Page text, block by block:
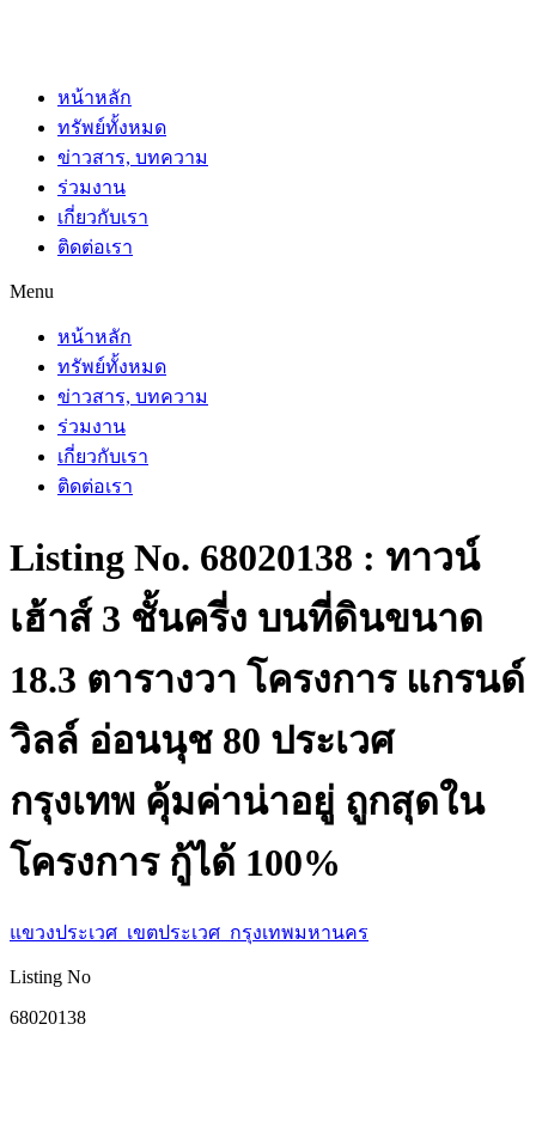
หน้าหลัก
ทรัพย์ทั้งหมด
ข่าวสาร, บทความ
ร่วมงาน
เกี่ยวกับเรา
ติดต่อเรา
Menu
หน้าหลัก
ทรัพย์ทั้งหมด
ข่าวสาร, บทความ
ร่วมงาน
เกี่ยวกับเรา
ติดต่อเรา
Listing No. 68020138 : ทาวน์
เฮ้าส์ 3 ชั้นครี่ง บนที่ดินขนาด
18.3 ตารางวา โครงการ แกรนด์
วิลล์ อ่อนนุช 80 ประเวศ
กรุงเทพ คุ้มค่าน่าอยู่ ถูกสุดใน
โครงการ กู้ได้ 100%
แขวงประเวศ เขตประเวศ กรุงเทพมหานคร
Listing No
68020138